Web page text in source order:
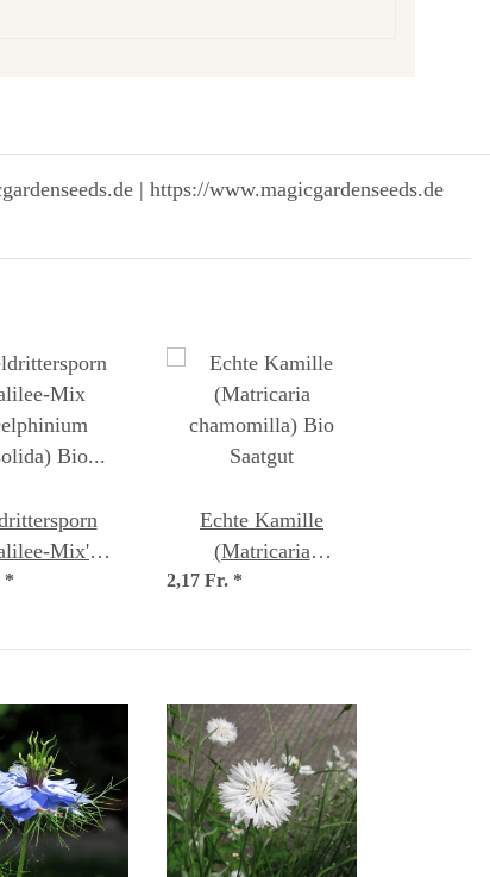
| https://www.magicgardenseeds.de
Mix'
Saatgut
*
Echte Kamille
(Matricaria
chamomilla) Bio
2,17 Fr. *